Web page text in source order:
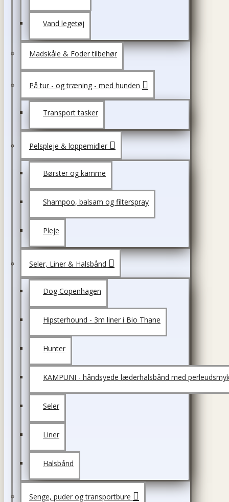
Vand legetøj
Madskåle & Foder tilbehør
På tur - og træning - med hunden
Transport tasker
Pelspleje & loppemidler
Børster og kamme
Shampoo, balsam og filterspray
Pleje
Seler, Liner & Halsbånd
Dog Copenhagen
Hipsterhound - 3m liner i Bio Thane
Hunter
KAMPUNI - håndsyede læderhalsbånd med
Seler
Liner
Halsbånd
Senge, puder og transportbure